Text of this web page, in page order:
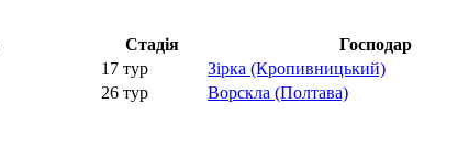
Стадія Господар
17 тур Зірка (Кропивницький)
26 тур Ворскла (Полтава)